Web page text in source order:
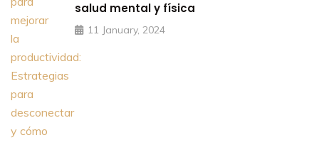
salud mental y física
11 January, 2024